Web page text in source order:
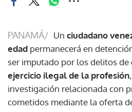
PANAMÁ/ Un ciudadano
edad permanecerá en
ser imputado por los delitos de
ejercicio ilegal de la profesión
investigación relacionada con
cometidos mediante la oferta